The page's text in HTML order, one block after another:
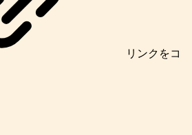
リンク をコ